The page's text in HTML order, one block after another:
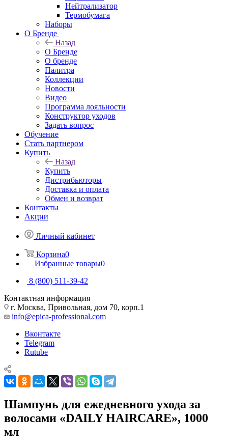
Нейтрализатор
Термобумага
Наборы
О Бренде
Назад
О Бренде
О бренде
Палитра
Коллекции
Новости
Видео
Программа лояльности
Конструктор уходов
Задать вопрос
Обучение
Стать партнером
Купить
Назад
Купить
Дистрибьюторы
Доставка и оплата
Обмен и возврат
Контакты
Акции
Личный кабинет
Корзина0
Избранные товары0
8 (800) 511-39-42
Контактная информация
г. Москва, Привольная, дом 70, корп.1
info@epica-professional.com
Вконтакте
Telegram
Rutube
Шампунь для ежедневного ухода за
волосами «DAILY HAIRCARE», 1000
мл